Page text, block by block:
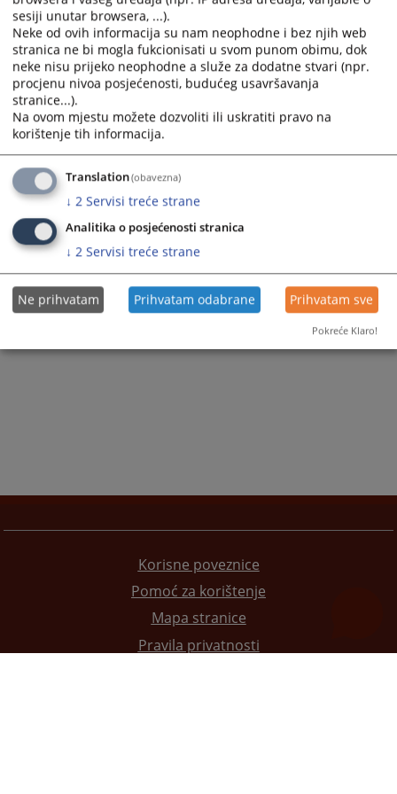
Poslovnik o radu za prijem u radni odnos namještenika
162 PREGLEDA
Korisne poveznice
Pomoć za korištenje
Mapa stranice
Pravila privatnosti
sesiji unutar browsera, ...).
Neke od ovih informacija su nam neophodne i bez njih web
stranica ne bi mogla fukcionisati u svom punom obimu, dok
neke nisu prijeko neophodne a služe za dodatne stvari (npr.
procjenu nivoa posjećenosti, budućeg usavršavanja
stranice...).
Na ovom mjestu možete dozvoliti ili uskratiti pravo na
korištenje tih informacija.
Translation(obavezna)
↓ 2 Servisi treće strane
Analitika o posjećenosti stranica
↓ 2 Servisi treće strane
Ne prihvatam Prihvatam odabrane Prihvatam sve
Pokreće Klaro!